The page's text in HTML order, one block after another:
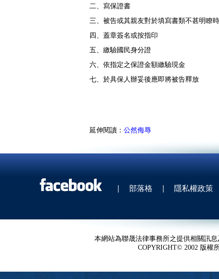
二、寫保證書
三、被告或其親友對於填寫書類不甚明瞭
四、蓋章簽名或按指印
五、繳驗國民身分證
六、依指定之保證金額繳驗現金
七、於具保人辦妥後應即將被告釋放
延伸閱讀： 公然侮辱
| 部落格 | 隱私權政策
本網站為聯晟法律事務所之提供相關訊
COPYRIGHT© 2002 版權